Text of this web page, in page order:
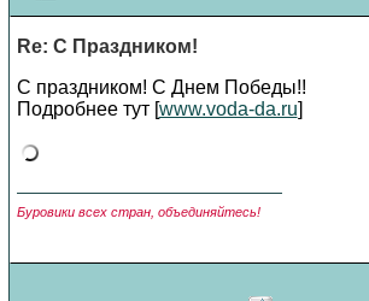
Re: С Праздником!
С праздником! С Днем Победы!!
Подробнее тут [www.voda-da.ru]
Буровики всех стран, объединяйтесь!